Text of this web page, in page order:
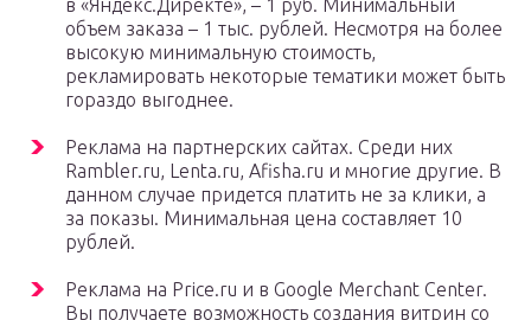
в «Яндекс.Директе», – 1 руб. Минимальный
объем заказа – 1 тыс. рублей. Несмотря на более
высокую минимальную стоимость,
рекламировать некоторые тематики может быть
гораздо выгоднее.
Реклама на партнерских сайтах. Среди них
Rambler.ru, Lenta.ru, Afisha.ru и многие другие. В
данном случае придется платить не за клики, а
за показы. Минимальная цена составляет 10
рублей.
Реклама на Price.ru и в Google Merchant Center.
Вы получаете возможность создания витрин со